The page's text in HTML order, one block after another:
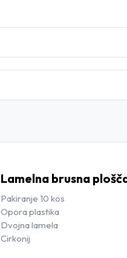
Lamelna brusna
Pakiranje 10 kos
Opora plastika
Dvojna lamela
Cirkonij